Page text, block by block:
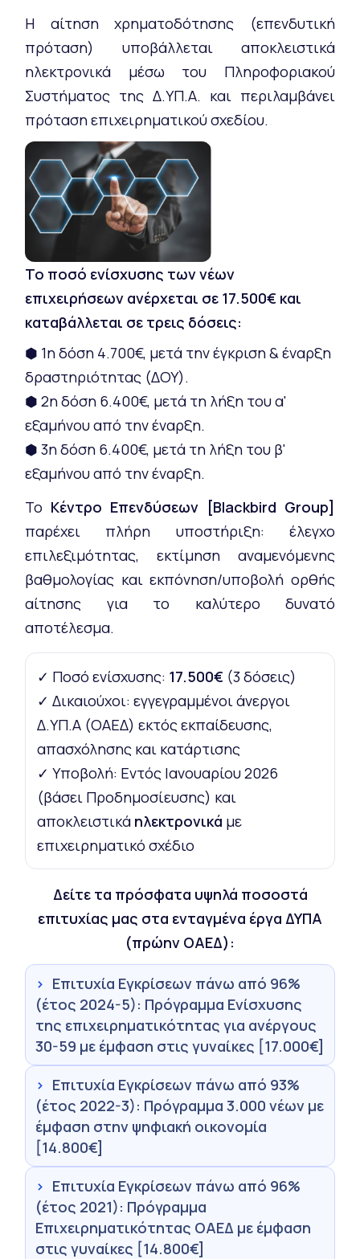
Η αίτηση χρηματοδότησης (επενδυτική
πρόταση) υποβάλλεται αποκλειστικά
ηλεκτρονικά μέσω του Πληροφοριακού
Συστήματος της Δ.ΥΠ.Α. και περιλαμβάνει
πρόταση επιχειρηματικού σχεδίου.
Το ποσό ενίσχυσης των νέων
επιχειρήσεων ανέρχεται σε 17.500€ και
καταβάλλεται σε τρεις δόσεις:
⬢ 1η δόση 4.700€, μετά την έγκριση & έναρξη
δραστηριότητας (ΔΟΥ).
⬢ 2η δόση 6.400€, μετά τη λήξη του α'
εξαμήνου από την έναρξη.
⬢ 3η δόση 6.400€, μετά τη λήξη του β'
εξαμήνου από την έναρξη.
Το Κέντρο Επενδύσεων [Blackbird Group]
παρέχει πλήρη υποστήριξη: έλεγχο
επιλεξιμότητας, εκτίμηση αναμενόμενης
βαθμολογίας και εκπόνηση/υποβολή ορθής
αίτησης για το καλύτερο δυνατό
αποτέλεσμα.
✓ Ποσό ενίσχυσης: 17.500€ (3 δόσεις)
✓ Δικαιούχοι: εγγεγραμμένοι άνεργοι
Δ.ΥΠ.Α (ΟΑΕΔ) εκτός εκπαίδευσης,
απασχόλησης και κατάρτισης
✓ Υποβολή: Εντός Ιανουαρίου 2026
(βάσει Προδημοσίευσης) και
αποκλειστικά ηλεκτρονικά με
επιχειρηματικό σχέδιο
Δείτε τα πρόσφατα υψηλά ποσοστά
επιτυχίας μας στα ενταγμένα έργα ΔΥΠΑ
(πρώην ΟΑΕΔ):
› Επιτυχία Εγκρίσεων πάνω από 96%
(έτος 2024-5): Πρόγραμμα Ενίσχυσης
της επιχειρηματικότητας για ανέργους
30-59 με έμφαση στις γυναίκες [17.000€]
› Επιτυχία Εγκρίσεων πάνω από 93%
(έτος 2022-3): Πρόγραμμα 3.000 νέων με
έμφαση στην ψηφιακή οικονομία
[14.800€]
› Επιτυχία Εγκρίσεων πάνω από 96%
(έτος 2021): Πρόγραμμα
Επιχειρηματικότητας ΟΑΕΔ με έμφαση
στις γυναίκες [14.800€]